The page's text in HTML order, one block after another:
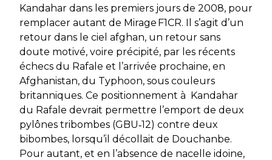
Kandahar dans les premiers jours de 2008, pour
remplacer autant de Mirage F1CR. Il s’agit d’un
retour dans le ciel afghan, un retour sans
doute motivé, voire précipité, par les récents
échecs du Rafale et l’arrivée prochaine, en
Afghanistan, du Typhoon, sous couleurs
britanniques. Ce positionnement à Kandahar
du Rafale devrait permettre l’emport de deux
pylônes tribombes (GBU­­‑12) contre deux
bibombes, lorsqu’il décollait de Douchanbe.
Pour autant, et en l’absence de nacelle idoine,